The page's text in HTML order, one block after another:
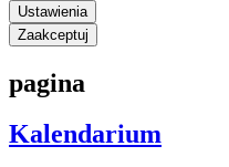
Ustawienia
Zaakceptuj
pagina
Kalendarium